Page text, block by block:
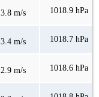
3.8 m/s 1018.9 hPa
3.4 m/s 1018.7 hPa
2.9 m/s 1018.6 hPa